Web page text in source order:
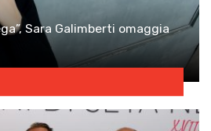
Sara Galimberti omaggia